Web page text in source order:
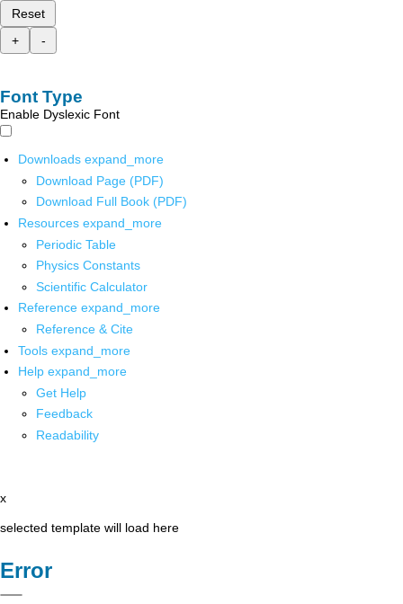
Reset
+
-
Font Type
Enable Dyslexic Font
Downloads expand_more
Download Page (PDF)
Download Full Book (PDF)
Resources expand_more
Periodic Table
Physics Constants
Scientific Calculator
Reference expand_more
Reference & Cite
Tools expand_more
Help expand_more
Get Help
Feedback
Readability
x
selected template will load here
Error